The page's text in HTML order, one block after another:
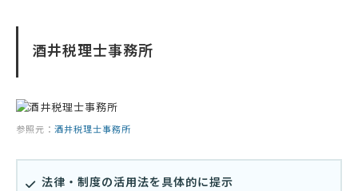
酒井税理士事務所
参照元： 酒井税理士事務所
法律・制度の活用法を具体的に提示